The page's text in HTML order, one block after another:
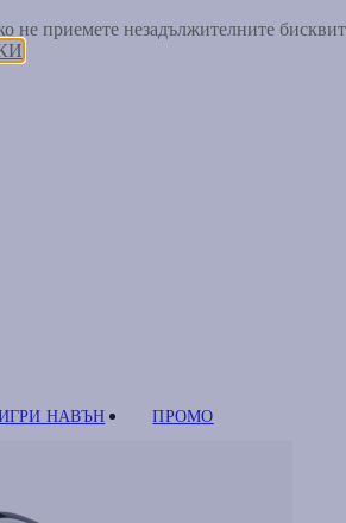
приемете незадължителните
НАВЪН ПРОМО